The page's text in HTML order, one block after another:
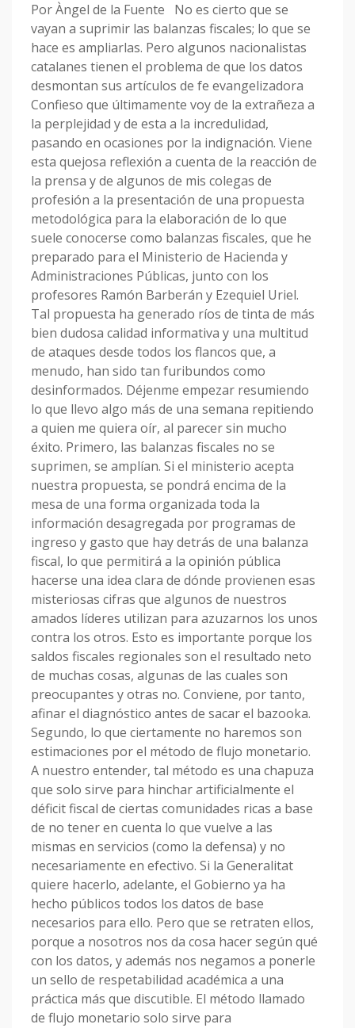
Por Àngel de la Fuente No es cierto que se
vayan a suprimir las balanzas fiscales; lo que se
hace es ampliarlas. Pero algunos nacionalistas
catalanes tienen el problema de que los datos
desmontan sus artículos de fe evangelizadora
Confieso que últimamente voy de la extrañeza a
la perplejidad y de esta a la incredulidad,
pasando en ocasiones por la indignación. Viene
esta quejosa reflexión a cuenta de la reacción de
la prensa y de algunos de mis colegas de
profesión a la presentación de una propuesta
metodológica para la elaboración de lo que
suele conocerse como balanzas fiscales, que he
preparado para el Ministerio de Hacienda y
Administraciones Públicas, junto con los
profesores Ramón Barberán y Ezequiel Uriel.
Tal propuesta ha generado ríos de tinta de más
bien dudosa calidad informativa y una multitud
de ataques desde todos los flancos que, a
menudo, han sido tan furibundos como
desinformados. Déjenme empezar resumiendo
lo que llevo algo más de una semana repitiendo
a quien me quiera oír, al parecer sin mucho
éxito. Primero, las balanzas fiscales no se
suprimen, se amplían. Si el ministerio acepta
nuestra propuesta, se pondrá encima de la
mesa de una forma organizada toda la
información desagregada por programas de
ingreso y gasto que hay detrás de una balanza
fiscal, lo que permitirá a la opinión pública
hacerse una idea clara de dónde provienen esas
misteriosas cifras que algunos de nuestros
amados líderes utilizan para azuzarnos los unos
contra los otros. Esto es importante porque los
saldos fiscales regionales son el resultado neto
de muchas cosas, algunas de las cuales son
preocupantes y otras no. Conviene, por tanto,
afinar el diagnóstico antes de sacar el bazooka.
Segundo, lo que ciertamente no haremos son
estimaciones por el método de flujo monetario.
A nuestro entender, tal método es una chapuza
que solo sirve para hinchar artificialmente el
déficit fiscal de ciertas comunidades ricas a base
de no tener en cuenta lo que vuelve a las
mismas en servicios (como la defensa) y no
necesariamente en efectivo. Si la Generalitat
quiere hacerlo, adelante, el Gobierno ya ha
hecho públicos todos los datos de base
necesarios para ello. Pero que se retraten ellos,
porque a nosotros nos da cosa hacer según qué
con los datos, y además nos negamos a ponerle
un sello de respetabilidad académica a una
práctica más que discutible. El método llamado
de flujo monetario solo sirve para